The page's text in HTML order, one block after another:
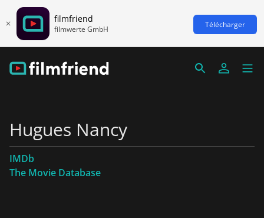
filmfriend
filmwerte GmbH Télécharger
Hugues Nancy
IMDb
The Movie Database